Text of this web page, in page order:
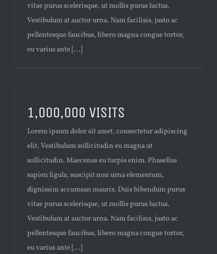
vitae purus scelerisque, ut mollis purus luctus.
Vestibulum at auctor urna. Nam facilisis, justo ac
pellentesque faucibus, libero magna congue tortor,
eu varius ante [...]
1,000,000 VISITS
Lorem ipsum dolor sit amet, consectetur adipiscing
elit. Vestibulum sollicitudin eu magna ut
sollicitudin. Maecenas eu turpis enim. Phasellus
sapien ligula, suscipit non urna elementum,
dignissim accumsan mauris. Duis bibendum purus
vitae purus scelerisque, ut mollis purus luctus.
Vestibulum at auctor urna. Nam facilisis, justo ac
pellentesque faucibus, libero magna congue tortor,
eu varius ante [...]